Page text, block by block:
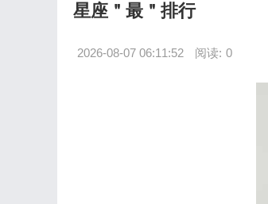
星座＂最＂排行
2026-08-07 06:11:52 阅读: 0